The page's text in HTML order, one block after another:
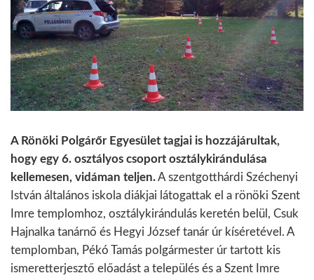
A Rönöki Polgárőr Egyesület tagjai is hozzájárultak,
hogy egy 6. osztályos csoport osztálykirándulása
kellemesen, vidáman teljen.A szentgotthárdi Széchenyi
István általános iskola diákjai látogattak el a rönöki Szent
Imre templomhoz, osztálykirándulás keretén belül, Csuk
Hajnalka tanárnő és Hegyi József tanár úr kíséretével. A
templomban, Pékó Tamás polgármester úr tartott kis
ismeretterjesztő előadást a település és a Szent Imre